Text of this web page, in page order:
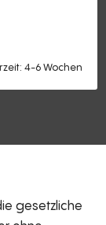
4-6 Wochen
gesetzliche